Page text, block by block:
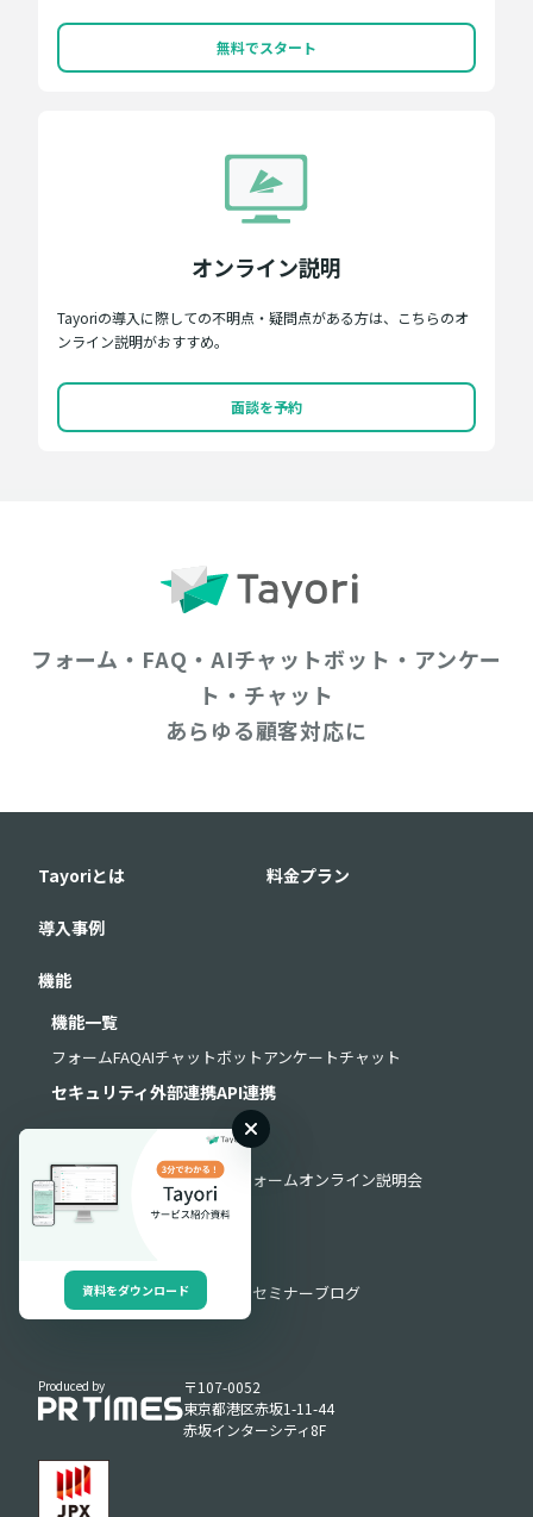
無料でスタート
オンライン説明
Tayoriの導入に際しての不明点・疑問点がある方は、こちらのオ
ンライン説明がおすすめ。
面談を予約
フォーム・FAQ・AIチャットボット・アンケー
ト・チャット
あらゆる顧客対応に
Tayoriとは 料金プラン
導入事例
機能
機能一覧
フォームFAQAIチャットボットアンケートチャット
セキュリティ外部連携API連携
よくある質問 お問い合わせフォームオンライン説明会
導入・運用サポート
お役立ち資料動画ライブラリ セミナーブログ
Produced by
〒107-0052
東京都港区赤坂1-11-44
赤坂インターシティ8F
資料をダウンロード